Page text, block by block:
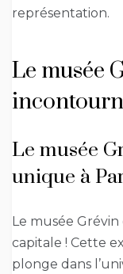
représentation.
Le musée
Le musée
unique à
Le musée
capitale ! Cette
plonge dans